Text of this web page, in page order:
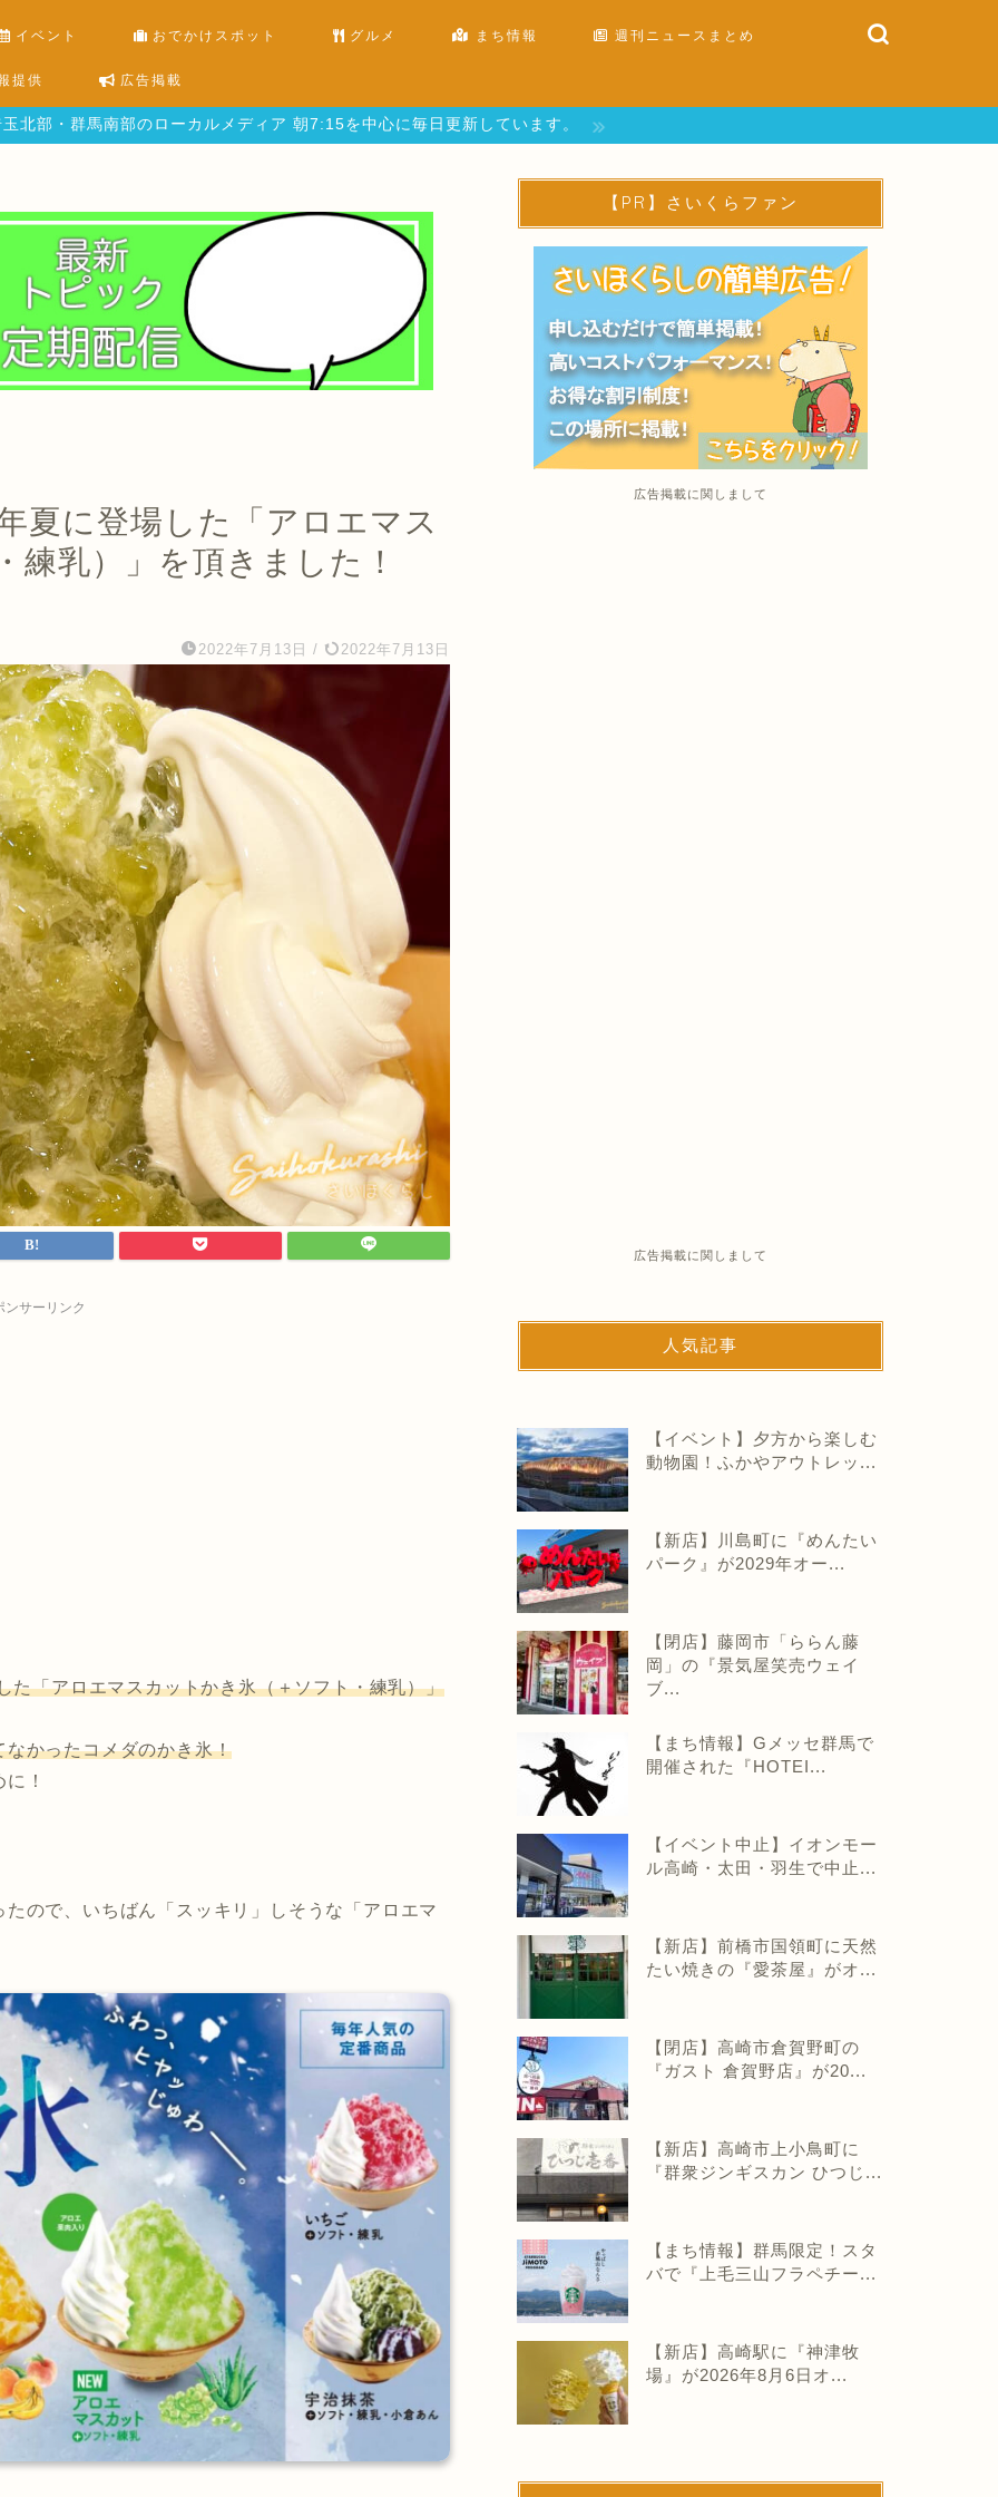
イベント おでかけスポット グルメ まち情報 週刊ニュースまとめ
提供 広告掲載
北部・群馬南部のローカルメディア 朝7:15を中心に毎日更新しています。
夏に登場した「アロエマス
乳）」を頂きました！
2022年7月13日 / 2022年7月13日
ンサーリンク
た「アロエマスカットかき氷（＋ソフト・練乳）」
かったコメダのかき氷！
！
ので、いちばん「スッキリ」しそうな「アロエマ
【PR】さいくらファン
広告掲載に関しまして
広告掲載に関しまして
人気記事
【イベント】夕方から楽しむ
動物園！ふかやアウトレッ...
【新店】川島町に『めんたい
パーク』が2029年オー...
【閉店】藤岡市「ららん藤
岡」の『景気屋笑売ウェイ
ブ...
【まち情報】Gメッセ群馬で
開催された『HOTEI...
【イベント中止】イオンモー
ル高崎・太田・羽生で中止...
【新店】前橋市国領町に天然
たい焼きの『愛茶屋』がオ...
【閉店】高崎市倉賀野町の
『ガスト 倉賀野店』が20...
【新店】高崎市上小鳥町に
『群衆ジンギスカン ひつじ...
【まち情報】群馬限定！スタ
バで『上毛三山フラペチー...
【新店】高崎駅に『神津牧
場』が2026年8月6日オ...